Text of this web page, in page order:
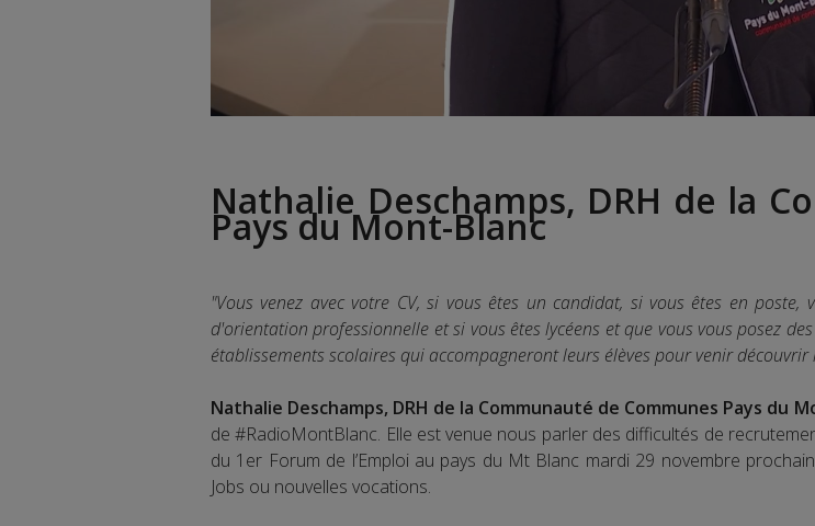
Nathalie Deschamps, DRH de la
Pays du Mont-Blanc
"Vous venez avec votre CV, si vous êtes un candidat, si vous êtes en
d'orientation professionnelle et si vous êtes lycéens et que vous vous posez
établissements scolaires qui accompagneront leurs élèves pour venir
Nathalie Deschamps, DRH de la Communauté de Communes Pays du
de #RadioMontBlanc. Elle est venue nous parler des difficultés de
du 1er Forum de l’Emploi au pays du Mt Blanc mardi 29 novembre
Jobs ou nouvelles vocations.